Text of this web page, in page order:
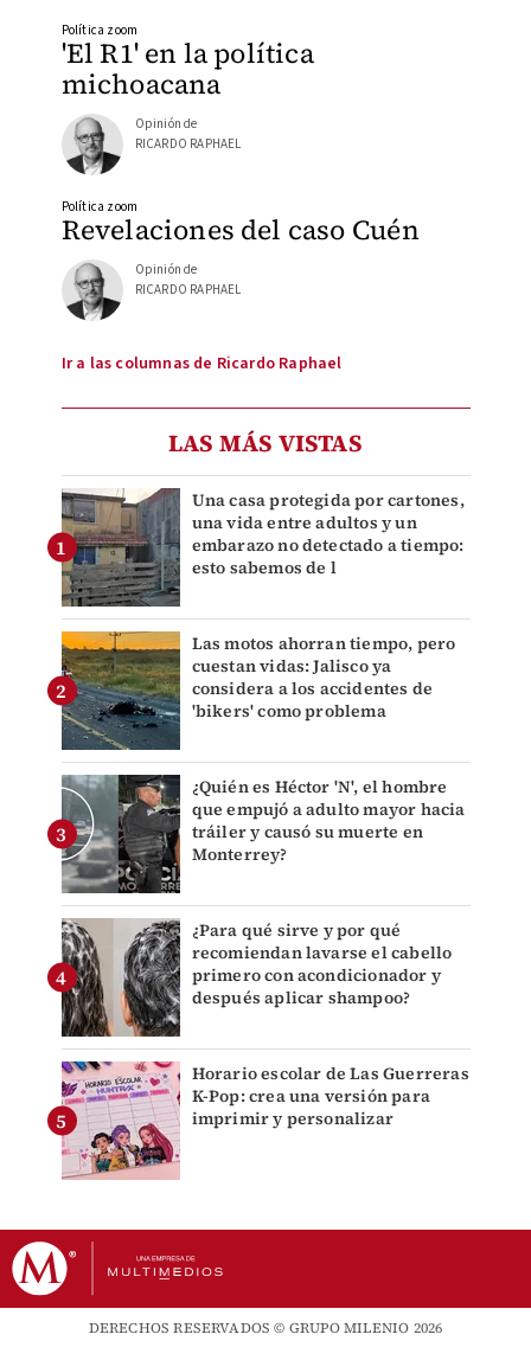
'El R1' en la política
michoacana
Política zoom
Opinión de
RICARDO RAPHAEL
Revelaciones del caso Cuén
Política zoom
Opinión de
RICARDO RAPHAEL
Ir a las columnas de Ricardo Raphael
LAS MÁS VISTAS
Una casa protegida por cartones,
una vida entre adultos y un
embarazo no detectado a tiempo:
esto sabemos de l
Las motos ahorran tiempo, pero
cuestan vidas: Jalisco ya
considera a los accidentes de
'bikers' como problema
¿Quién es Héctor 'N', el hombre
que empujó a adulto mayor hacia
tráiler y causó su muerte en
Monterrey?
¿Para qué sirve y por qué
recomiendan lavarse el cabello
primero con acondicionador y
después aplicar shampoo?
Horario escolar de Las Guerreras
K-Pop: crea una versión para
imprimir y personalizar
DERECHOS RESERVADOS © GRUPO MILENIO 2026